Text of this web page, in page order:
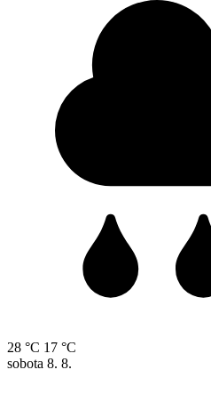
28 °C 17 °C
sobota 8. 8.